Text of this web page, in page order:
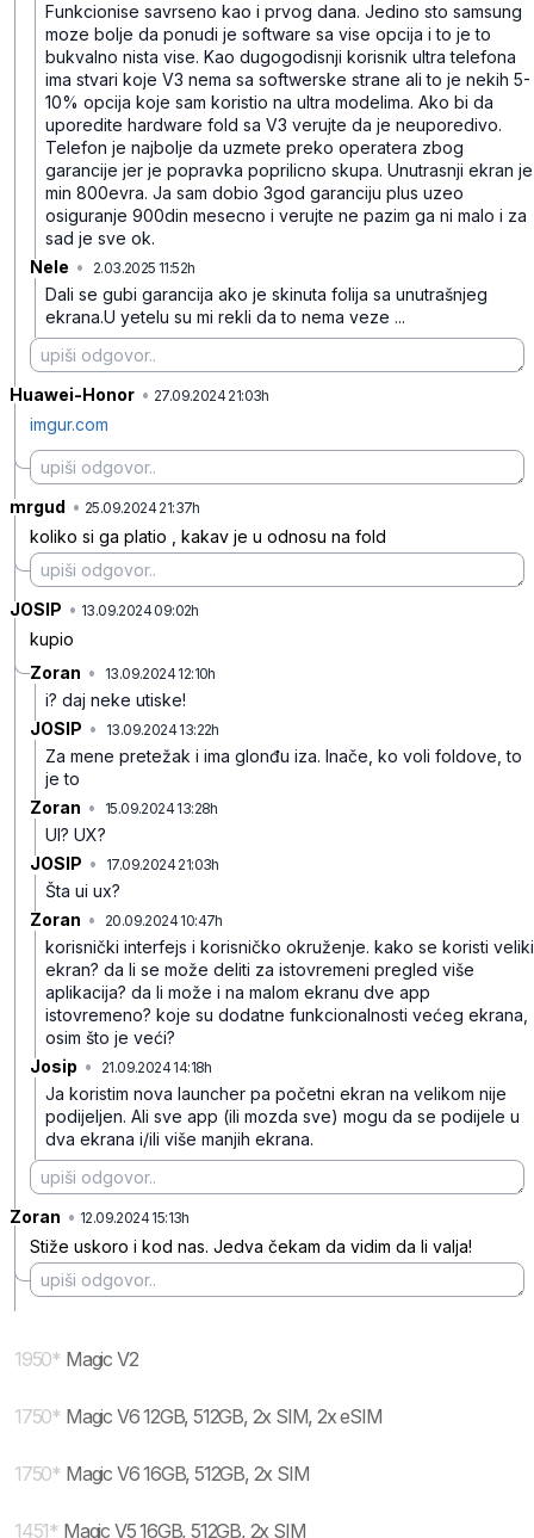
Funkcionise savrseno kao i prvog dana. Jedino sto samsung
moze bolje da ponudi je software sa vise opcija i to je to
bukvalno nista vise. Kao dugogodisnji korisnik ultra telefona
ima stvari koje V3 nema sa softwerske strane ali to je nekih 5-
10% opcija koje sam koristio na ultra modelima. Ako bi da
uporedite hardware fold sa V3 verujte da je neuporedivo.
Telefon je najbolje da uzmete preko operatera zbog
garancije jer je popravka poprilicno skupa. Unutrasnji ekran je
min 800evra. Ja sam dobio 3god garanciju plus uzeo
osiguranje 900din mesecno i verujte ne pazim ga ni malo i za
sad je sve ok.
Nele • 2.03.2025 11:52h
Dali se gubi garancija ako je skinuta folija sa unutrašnjeg
ekrana.U yetelu su mi rekli da to nema veze ...
Huawei-Honor • 27.09.2024 21:03h
imgur.com
mrgud • 25.09.2024 21:37h
koliko si ga platio , kakav je u odnosu na fold
JOSIP • 13.09.2024 09:02h
kupio
Zoran • 13.09.2024 12:10h
i? daj neke utiske!
JOSIP • 13.09.2024 13:22h
Za mene pretežak i ima glonđu iza. Inače, ko voli foldove, to
je to
Zoran • 15.09.2024 13:28h
UI? UX?
JOSIP • 17.09.2024 21:03h
Šta ui ux?
Zoran • 20.09.2024 10:47h
korisnički interfejs i korisničko okruženje. kako se koristi veliki
ekran? da li se može deliti za istovremeni pregled više
aplikacija? da li može i na malom ekranu dve app
istovremeno? koje su dodatne funkcionalnosti većeg ekrana,
osim što je veći?
Josip • 21.09.2024 14:18h
Ja koristim nova launcher pa početni ekran na velikom nije
podijeljen. Ali sve app (ili mozda sve) mogu da se podijele u
dva ekrana i/ili više manjih ekrana.
Zoran • 12.09.2024 15:13h
Stiže uskoro i kod nas. Jedva čekam da vidim da li valja!
1950* Magic V2
1750* Magic V6 12GB, 512GB, 2x SIM, 2x eSIM
1750* Magic V6 16GB, 512GB, 2x SIM
1451* Magic V5 16GB, 512GB, 2x SIM